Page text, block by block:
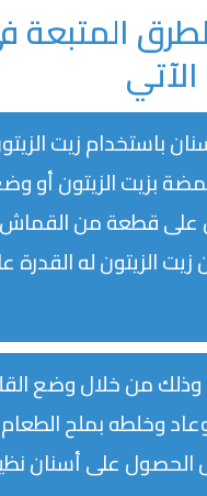
المتبعة
باستخدام زيت
بزيت الزيتون أو
على قطعة من
زيت الزيتون له القدرة
وذلك من خلال وضع
وخلطه بملح
الحصول على أسنان